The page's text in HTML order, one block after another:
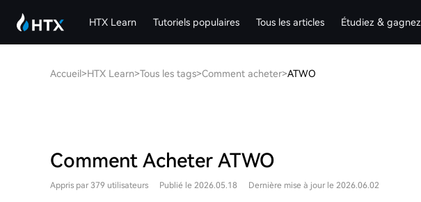
HTX Learn Tutoriels populaires Tous les articles Étudiez & gagnez
Accueil>HTX Learn>Tous les tags>Comment acheter>ATWO
Comment Acheter ATWO
Appris par 379 utilisateurs Publié le 2026.05.18 Dernière mise à jour le 2026.06.02